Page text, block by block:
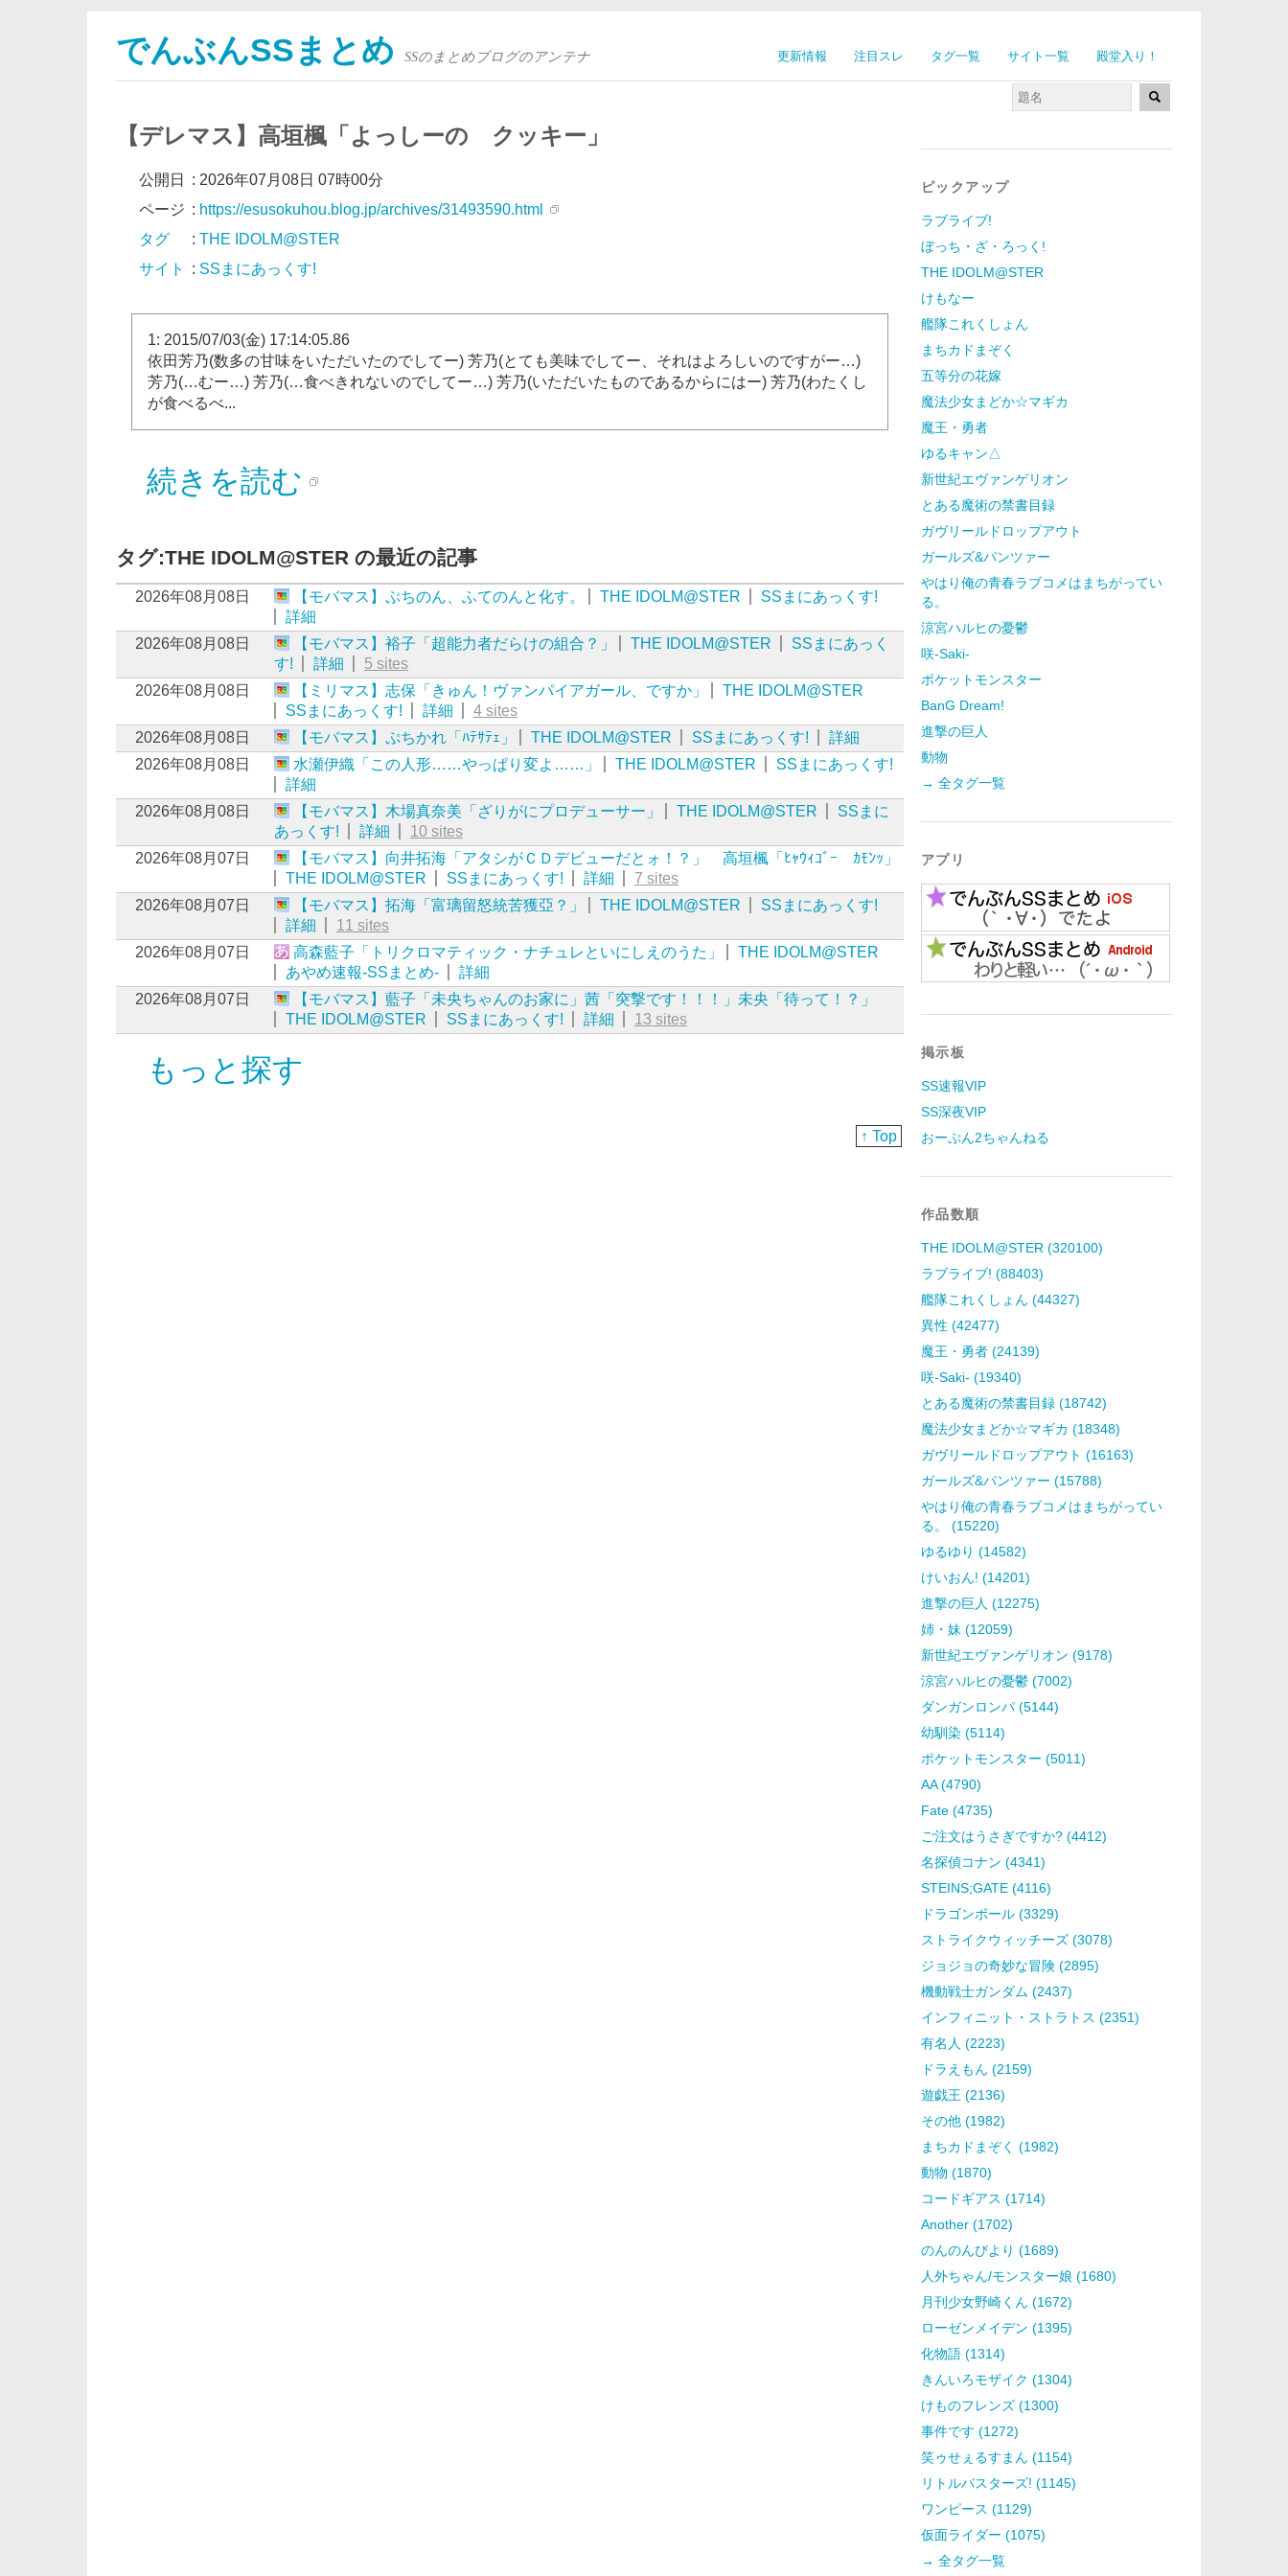
更新情報 注目スレ タグ一覧 サイト一覧 殿堂入り！
でんぶんSSまとめ SSのまとめブログのアンテナ
【デレマス】高垣楓「よっしーの クッキー」
公開日 : 2026年07月08日 07時00分
ページ : https://esusokuhou.blog.jp/archives/31493590.html
タグ
: THE IDOLM@STER
サイト
: SSまにあっくす!
1: 2015/07/03(金) 17:14:05.86
依田芳乃(数多の甘味をいただいたのでしてー) 芳乃(とても美味でしてー、それはよろしいのですがー…)
芳乃(…むー…) 芳乃(…食べきれないのでしてー…) 芳乃(いただいたものであるからにはー) 芳乃(わたくし
が食べるべ...
続きを読む
タグ:THE IDOLM@STER の最近の記事
2026年08月08日 【モバマス】ぷちのん、ふてのんと化す。 THE IDOLM@STER
SSまにあっくす!
詳細
2026年08月08日
【モバマス】裕子「超能力者だらけの組合？」 THE IDOLM@STER
SSまにあっく
す!
詳細
5 sites
2026年08月08日
【ミリマス】志保「きゅん！ヴァンパイアガール、ですか」
THE IDOLM@STER
SSまにあっくす!
詳細
4 sites
2026年08月08日
【モバマス】ぷちかれ「ﾊﾃｻﾃｪ」 THE IDOLM@STER SSまにあっくす!
詳細
2026年08月08日
水瀬伊織「この人形……やっぱり変よ……」 THE IDOLM@STER
SSまにあっくす!
詳細
2026年08月08日
【モバマス】木場真奈美「ざりがにプロデューサー」 THE IDOLM@STER
SSまに
あっくす!
詳細
10 sites
2026年08月07日
【モバマス】向井拓海「アタシがＣＤデビューだとォ！？」 高垣楓「ﾋｬｳｨｺﾞｰ ｶﾓﾝｯ」
THE IDOLM@STER
SSまにあっくす! 詳細
7 sites
2026年08月07日
【モバマス】拓海「富璃留怒統苦獲亞？」 THE IDOLM@STER
SSまにあっくす!
詳細
11 sites
2026年08月07日
高森藍子「トリクロマティック・ナチュレといにしえのうた」
THE IDOLM@STER
あやめ速報-SSまとめ-
詳細
2026年08月07日
【モバマス】藍子「未央ちゃんのお家に」茜「突撃です！！！」未央「待って！？」
THE IDOLM@STER
SSまにあっくす! 詳細 13 sites
もっと探す
↑ Top
ピックアップ
ラブライブ!
ぼっち・ざ・ろっく!
THE IDOLM@STER
けもなー
艦隊これくしょん
まちカドまぞく
五等分の花嫁
魔法少女まどか☆マギカ
魔王・勇者
ゆるキャン△
新世紀エヴァンゲリオン
とある魔術の禁書目録
ガヴリールドロップアウト
ガールズ&パンツァー
やはり俺の青春ラブコメはまちがってい
る。
涼宮ハルヒの憂鬱
咲-Saki-
ポケットモンスター
BanG Dream!
進撃の巨人
動物
→ 全タグ一覧
アプリ
掲示板
SS速報VIP
SS深夜VIP
おーぷん2ちゃんねる
作品数順
THE IDOLM@STER (320100)
ラブライブ! (88403)
艦隊これくしょん (44327)
異性 (42477)
魔王・勇者 (24139)
咲-Saki- (19340)
とある魔術の禁書目録 (18742)
魔法少女まどか☆マギカ (18348)
ガヴリールドロップアウト (16163)
ガールズ&パンツァー (15788)
やはり俺の青春ラブコメはまちがってい
る。 (15220)
ゆるゆり (14582)
けいおん! (14201)
進撃の巨人 (12275)
姉・妹 (12059)
新世紀エヴァンゲリオン (9178)
涼宮ハルヒの憂鬱 (7002)
ダンガンロンパ (5144)
幼馴染 (5114)
ポケットモンスター (5011)
AA (4790)
Fate (4735)
ご注文はうさぎですか? (4412)
名探偵コナン (4341)
STEINS;GATE (4116)
ドラゴンボール (3329)
ストライクウィッチーズ (3078)
ジョジョの奇妙な冒険 (2895)
機動戦士ガンダム (2437)
インフィニット・ストラトス (2351)
有名人 (2223)
ドラえもん (2159)
遊戯王 (2136)
その他 (1982)
まちカドまぞく (1982)
動物 (1870)
コードギアス (1714)
Another (1702)
のんのんびより (1689)
人外ちゃん/モンスター娘 (1680)
月刊少女野崎くん (1672)
ローゼンメイデン (1395)
化物語 (1314)
きんいろモザイク (1304)
けものフレンズ (1300)
事件です (1272)
笑ゥせぇるすまん (1154)
リトルバスターズ! (1145)
ワンピース (1129)
仮面ライダー (1075)
→ 全タグ一覧